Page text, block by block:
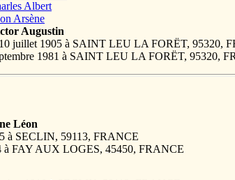
Albert
Arsène
Augustin
juillet 1905 à SAINT LEU LA FORËT, 95320,
1981 à SAINT LEU LA FORËT, 95320,
Léon
à SECLIN, 59113, FRANCE
à FAY AUX LOGES, 45450, FRANCE